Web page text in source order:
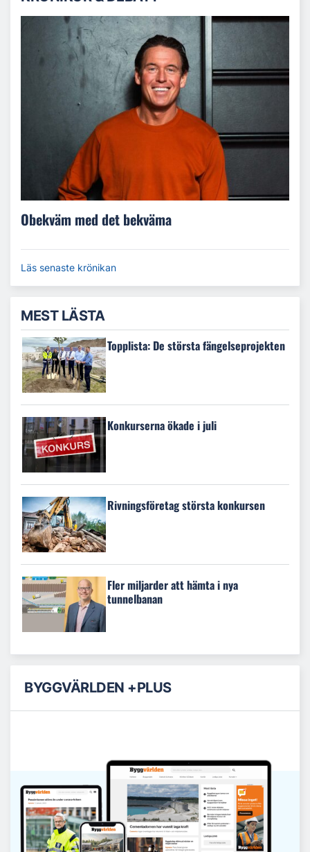
Obekväm med det bekväma
Läs senaste krönikan
MEST LÄSTA
Topplista: De största fängelseprojekten
Konkurserna ökade i juli
Rivningsföretag största konkursen
Fler miljarder att hämta i nya
tunnelbanan
BYGGVÄRLDEN +PLUS